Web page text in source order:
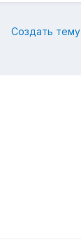
Создать тему